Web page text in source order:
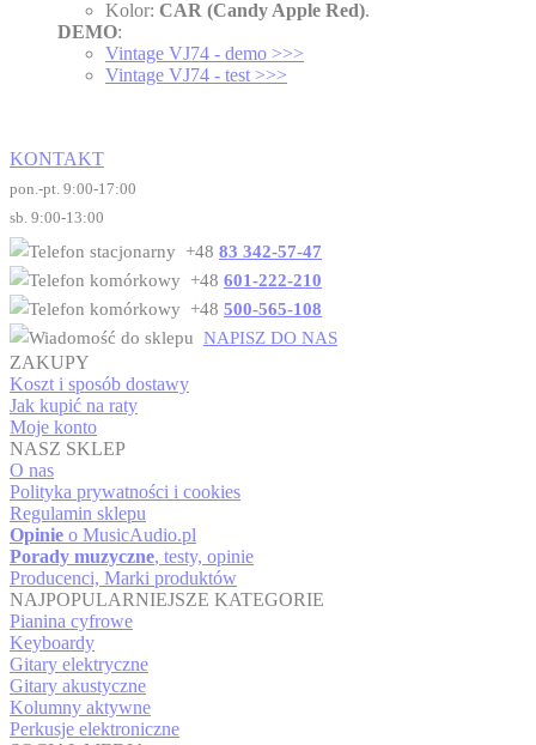
Kolor: CAR (Candy Apple Red).
DEMO:
Vintage VJ74 - demo >>>
Vintage VJ74 - test >>>
KONTAKT
pon.-pt. 9:00-17:00
sb. 9:00-13:00
+48 83 342-57-47
+48 601-222-210
+48 500-565-108
NAPISZ DO NAS
ZAKUPY
Koszt i sposób dostawy
Jak kupić na raty
Moje konto
NASZ SKLEP
O nas
Polityka prywatności i cookies
Regulamin sklepu
Opinie o MusicAudio.pl
Porady muzyczne, testy, opinie
Producenci, Marki produktów
NAJPOPULARNIEJSZE KATEGORIE
Pianina cyfrowe
Keyboardy
Gitary elektryczne
Gitary akustyczne
Kolumny aktywne
Perkusje elektroniczne